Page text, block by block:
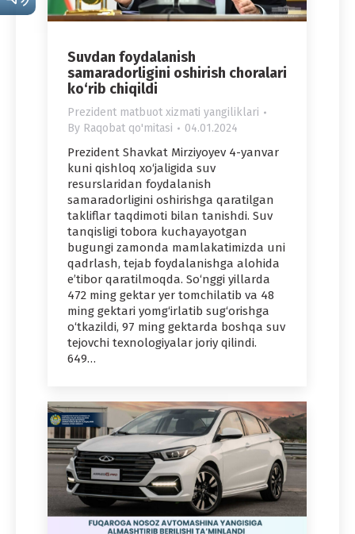
Suvdan foydalanish
samaradorligini oshirish choralari
ko‘rib chiqildi
Prezident matbuot xizmati yangiliklari
By Raqobat qo'mitasi 04.01.2024
Prezident Shavkat Mirziyoyev 4-yanvar
kuni qishloq xo‘jaligida suv
resurslaridan foydalanish
samaradorligini oshirishga qaratilgan
takliflar taqdimoti bilan tanishdi. Suv
tanqisligi tobora kuchayayotgan
bugungi zamonda mamlakatimizda uni
qadrlash, tejab foydalanishga alohida
e’tibor qaratilmoqda. So‘nggi yillarda
472 ming gektar yer tomchilatib va 48
ming gektari yomg‘irlatib sug‘orishga
o‘tkazildi, 97 ming gektarda boshqa suv
tejovchi texnologiyalar joriy qilindi.
649…